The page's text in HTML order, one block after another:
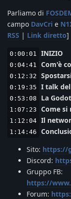
Parliamo di
campo DavCri e
RSS | Link diretto]
0:00:01 INIZIO
0:04:41 Com'è
0:12:32
0:19:35 I talk del
0:53:08 La
1:07:23 Come si
1:12:04 Il
1:14:46
Sito: https://
Discord:
Gruppo FB:
https://
Forum: